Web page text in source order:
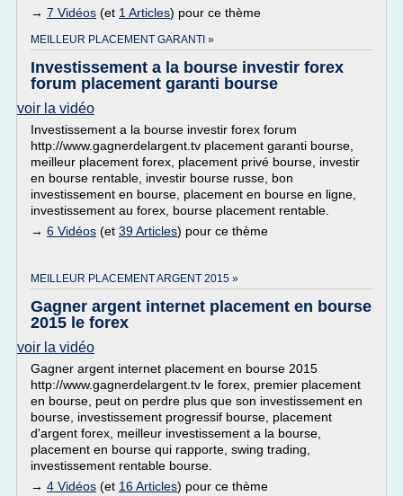
→ 7 Vidéos (et 1 Articles) pour ce thème
MEILLEUR PLACEMENT GARANTI »
Investissement a la bourse investir forex
forum placement garanti bourse
voir la vidéo
Investissement a la bourse investir forex forum
http://www.gagnerdelargent.tv placement garanti bourse,
meilleur placement forex, placement privé bourse, investir
en bourse rentable, investir bourse russe, bon
investissement en bourse, placement en bourse en ligne,
investissement au forex, bourse placement rentable.
→ 6 Vidéos (et 39 Articles) pour ce thème
MEILLEUR PLACEMENT ARGENT 2015 »
Gagner argent internet placement en bourse
2015 le forex
voir la vidéo
Gagner argent internet placement en bourse 2015
http://www.gagnerdelargent.tv le forex, premier placement
en bourse, peut on perdre plus que son investissement en
bourse, investissement progressif bourse, placement
d'argent forex, meilleur investissement a la bourse,
placement en bourse qui rapporte, swing trading,
investissement rentable bourse.
→ 4 Vidéos (et 16 Articles) pour ce thème